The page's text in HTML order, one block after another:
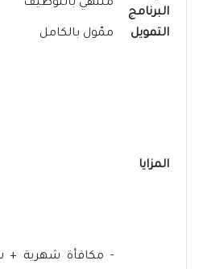
البرنامج
منتهي بالتوظيف
التمويل ممّول بالكامل
المزايا
- مكافأة شهرية +